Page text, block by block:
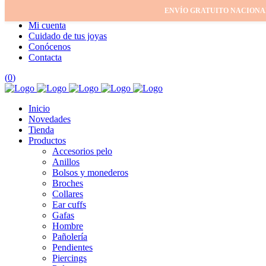
Mi cuenta
Cuidado de tus joyas
Conócenos
Contacta
(0)
Inicio
Novedades
Tienda
Productos
Accesorios pelo
Anillos
Bolsos y monederos
Broches
Collares
Ear cuffs
Gafas
Hombre
Pañolería
Pendientes
Piercings
ENVÍO GRATUITO